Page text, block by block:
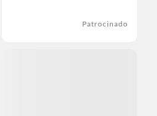
Patrocinado